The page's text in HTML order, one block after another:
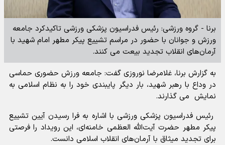
برنا - گروه ورزشی: رئیس فدراسیون پزشکی ورزشی تاکیدکرد جامعه
ورزش و جوانان با حضور در مراسم تشییع پیکر مطهر امام شهید با
آرمان‌های انقلاب تجدید بیعت می کنند.
به گزارش برنا، غلامرضا نوروزی گفت: جامعه ورزش حضوری حماسی
در وداع با رهبر شهید، بار دیگر پایبندی خود را به نظام اسلامی به
نمایش می گذارند.
رئیس فدراسیون پزشکی ورزشی با اشاره به فرا رسیدن آیین تشییع
پیکر مطهر حضرت آیت‌الله العظمی خامنه‌ای، این رویداد را فرصتی
برای تجدید میثاق با آرمان‌های انقلاب اسلامی دانست.